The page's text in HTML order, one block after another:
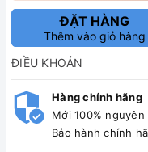
ĐẶT HÀNG
Thêm vào giỏ hàng
ĐIỀU KHOẢN
Hàng chính hãng
Mới 100%
Bảo hành chính